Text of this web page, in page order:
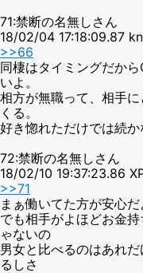
71:禁断の名無しさん
18/02/04 17:18:09.87
>>66
同棲はタイミングだか
いよ。
相方が無職って、相手
くる。
好き惚れただけでは続か
72:禁断の名無しさん
18/02/10 19:37:23.86
>>71
まぁ働いてた方が安心だ
でも相手がよほどお金
ゃないの
男女と比べるのはあれ
るしさ